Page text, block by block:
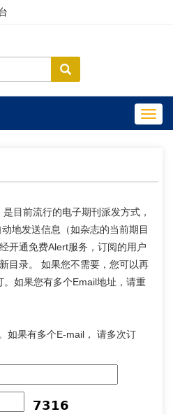
目前流行的电子期刊派发方式，
地发送信息（如杂志的当前期目
开通免费Alert服务，订阅的用户
目录。 如果您不需要，您可以再
如果您有多个Email地址，请重
如果有多个E-mail， 请多次订